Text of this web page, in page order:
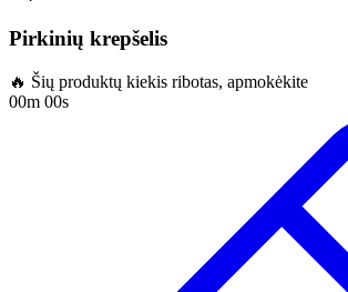
Pirkinių krepšelis
🔥 Šių produktų kiekis ribotas, apmokėkite
00m 00s